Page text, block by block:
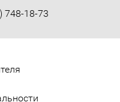
748-18-73